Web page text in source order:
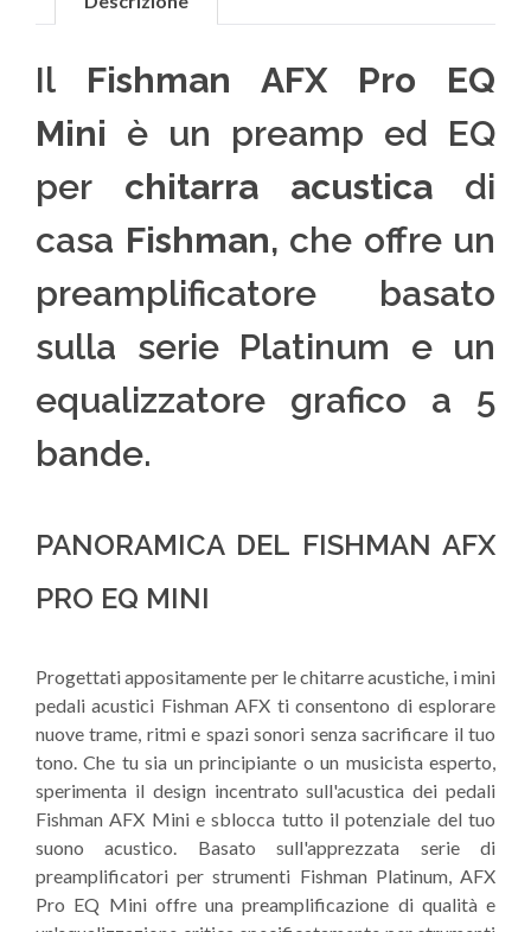
Il Fishman AFX Pro EQ
Mini è un preamp ed EQ
per chitarra acustica di
casa Fishman, che offre un
preamplificatore basato
sulla serie Platinum e un
equalizzatore grafico a 5
bande.
PANORAMICA DEL FISHMAN AFX
PRO EQ MINI
Progettati appositamente per le chitarre acustiche, i mini
pedali acustici Fishman AFX ti consentono di esplorare
nuove trame, ritmi e spazi sonori senza sacrificare il tuo
tono. Che tu sia un principiante o un musicista esperto,
sperimenta il design incentrato sull'acustica dei pedali
Fishman AFX Mini e sblocca tutto il potenziale del tuo
suono acustico. Basato sull'apprezzata serie di
preamplificatori per strumenti Fishman Platinum, AFX
Pro EQ Mini offre una preamplificazione di qualità e